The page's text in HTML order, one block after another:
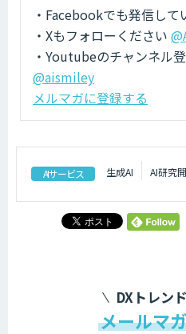
・Facebookでも発信して
・Xもフォローください
・Youtubeのチャンネル
@aismiley
メルマガに登録する
AIサービス 生成AI AI研究
DXトレン
メールマ